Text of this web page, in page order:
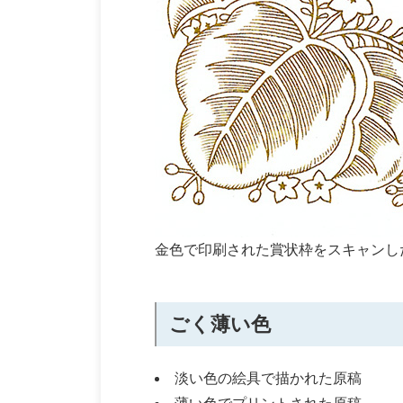
金色で印刷された賞状枠をスキャンし
ごく薄い色
淡い色の絵具で描かれた原稿